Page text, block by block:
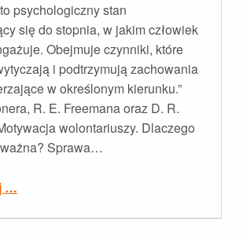
psychologiczny stan
się do stopnia, w jakim człowiek
Obejmuje czynniki, które
i podtrzymują zachowania
w określonym kierunku.”
R. E. Freemana oraz D. R.
wolontariuszy. Dlaczego
Sprawa…
…